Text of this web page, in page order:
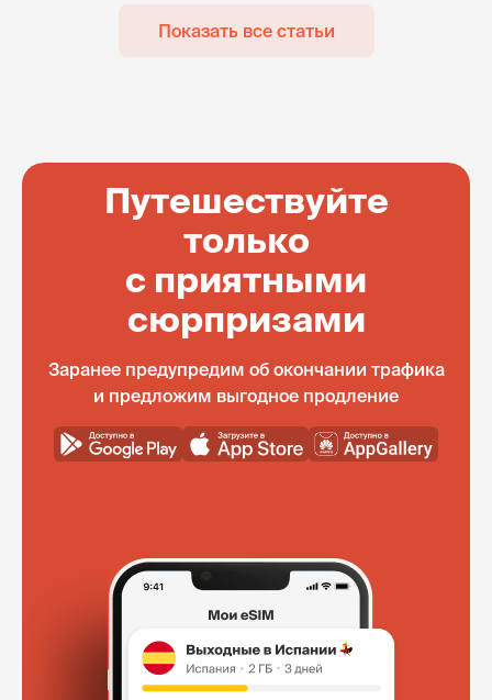
Показать все статьи
Путешествуйте
только
с приятными
сюрпризами
Заранее предупредим об окончании трафика
и предложим выгодное продление